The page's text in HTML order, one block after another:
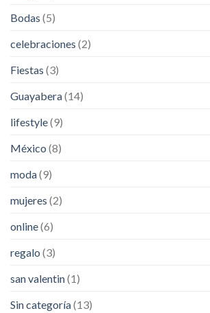
Bodas (5)
celebraciones (2)
Fiestas (3)
Guayabera(14)
lifestyle(9)
México (8)
moda(9)
mujeres (2)
online(6)
regalo (3)
san valentin(1)
Sin categoría(13)